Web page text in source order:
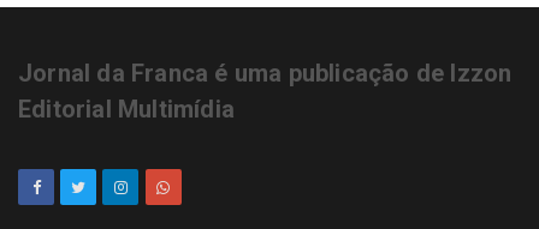
Jornal da Franca é uma publicação de Izzon
Editorial Multimídia